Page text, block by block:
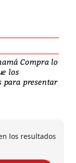
Compra lo
los
para presentar
los resultados